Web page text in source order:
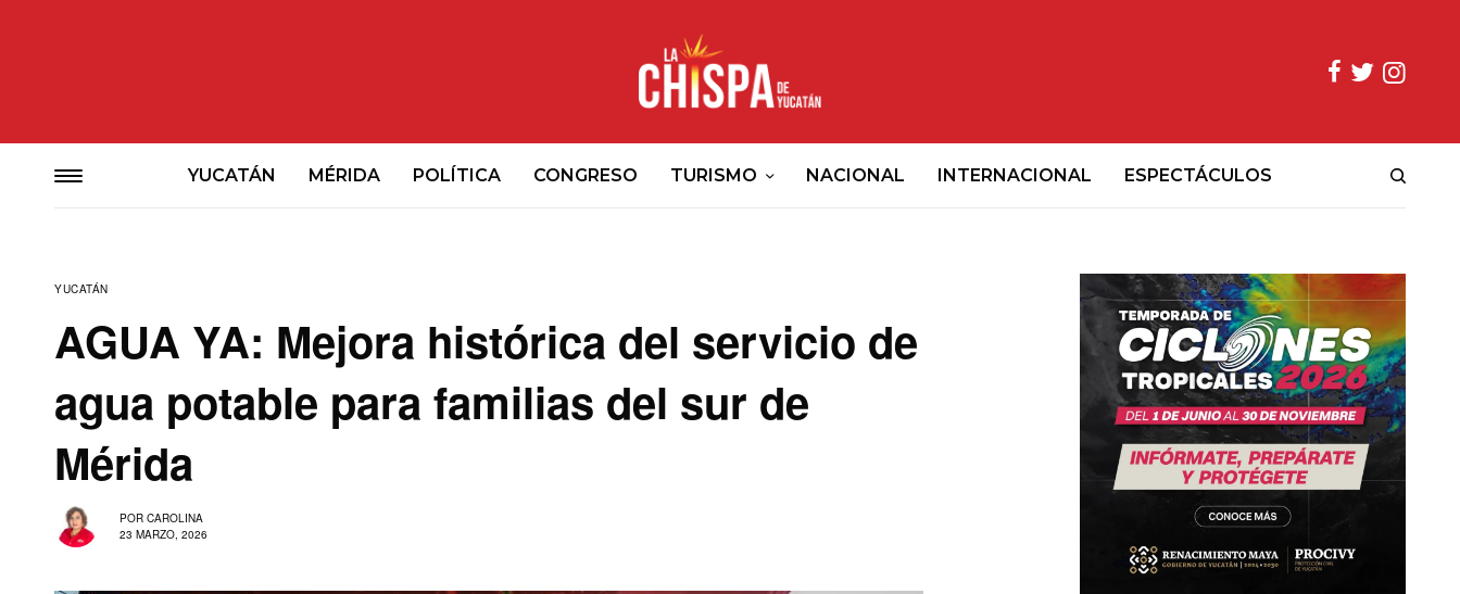
YUCATÁN MÉRIDA POLÍTICA CONGRESO TURISMO NACIONAL INTERNACIONAL ESPECTÁCULOS
YUCATÁN
AGUA YA: Mejora histórica del servicio de
agua potable para familias del sur de
Mérida
POR CAROLINA
23 MARZO, 2026